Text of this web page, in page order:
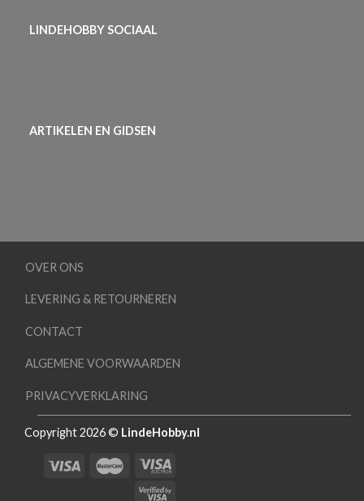
LINDEHOBBY SOCIAAL
ARTIKELEN EN GIDSEN
OVER ONS
LEVERING & RETOURNEREN
CONTACT
ALGEMENE VOORWAARDEN
PRIVACYVERKLARING
Copyright 2026 © LindeHobby.nl